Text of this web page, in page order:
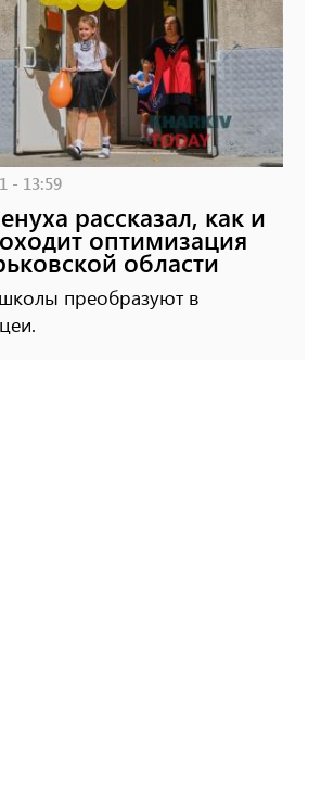
- 13:59
рассказал, как и
оптимизация
области
преобразуют в